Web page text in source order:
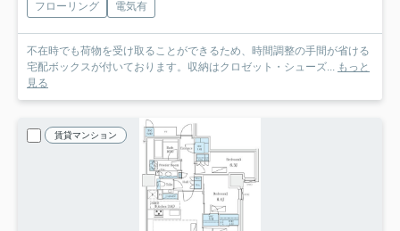
フローリング
電気有
不在時でも荷物を受け取ることができるため、時間調整の手間が省ける
宅配ボックスが付いております。収納はクロゼット・シューズ... もっと
見る
賃貸マンション